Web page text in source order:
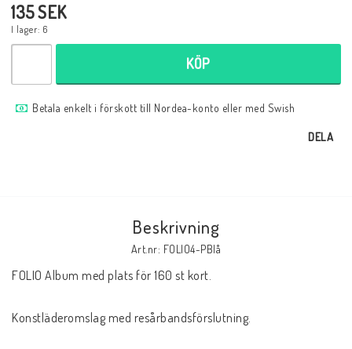
Serier Sverige
Inkl. Moms
135 SEK
I lager: 6
KÖP
Betala enkelt i förskott till Nordea-konto eller med Swish
DELA
Beskrivning
Art.nr: FOLIO4-PBlå
FOLIO Album med plats för 160 st kort.
Konstläderomslag med resårbandsförslutning.